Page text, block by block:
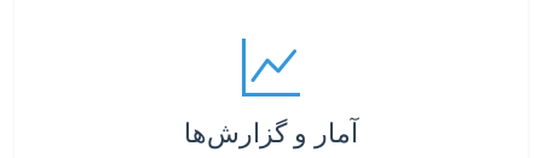
آمار و گزارش‌ها